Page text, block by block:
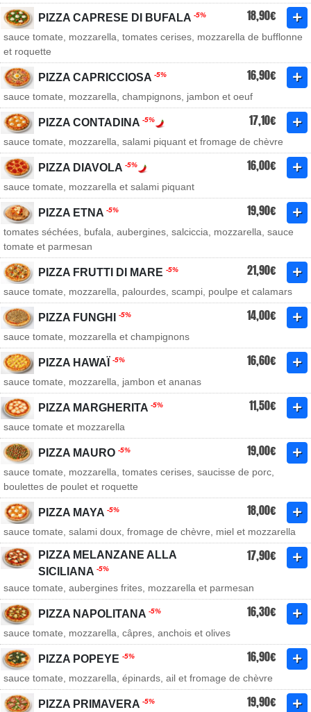
PIZZA CAPRESE DI BUFALA -5% 18,90€
sauce tomate, mozzarella, tomates cerises, mozzarella de bufflonne
et roquette
PIZZA CAPRICCIOSA -5% 16,90€
sauce tomate, mozzarella, champignons, jambon et oeuf
PIZZA CONTADINA -5% 17,10€
sauce tomate, mozzarella, salami piquant et fromage de chèvre
PIZZA DIAVOLA -5% 16,00€
sauce tomate, mozzarella et salami piquant
PIZZA ETNA -5% 19,90€
tomates séchées, bufala, aubergines, salciccia, mozzarella, sauce
tomate et parmesan
PIZZA FRUTTI DI MARE -5% 21,90€
sauce tomate, mozzarella, palourdes, scampi, poulpe et calamars
PIZZA FUNGHI -5% 14,00€
sauce tomate, mozzarella et champignons
PIZZA HAWAÏ -5% 16,60€
sauce tomate, mozzarella, jambon et ananas
PIZZA MARGHERITA -5% 11,50€
sauce tomate et mozzarella
PIZZA MAURO -5% 19,00€
sauce tomate, mozzarella, tomates cerises, saucisse de porc,
boulettes de poulet et roquette
PIZZA MAYA -5% 18,00€
sauce tomate, salami doux, fromage de chèvre, miel et mozzarella
PIZZA MELANZANE ALLA
SICILIANA -5%
17,90€
sauce tomate, aubergines frites, mozzarella et parmesan
PIZZA NAPOLITANA -5% 16,30€
sauce tomate, mozzarella, câpres, anchois et olives
PIZZA POPEYE -5% 16,90€
sauce tomate, mozzarella, épinards, ail et fromage de chèvre
PIZZA PRIMAVERA -5% 19,90€